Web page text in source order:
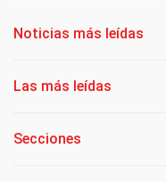
Noticias más leídas
Las más leídas
Secciones